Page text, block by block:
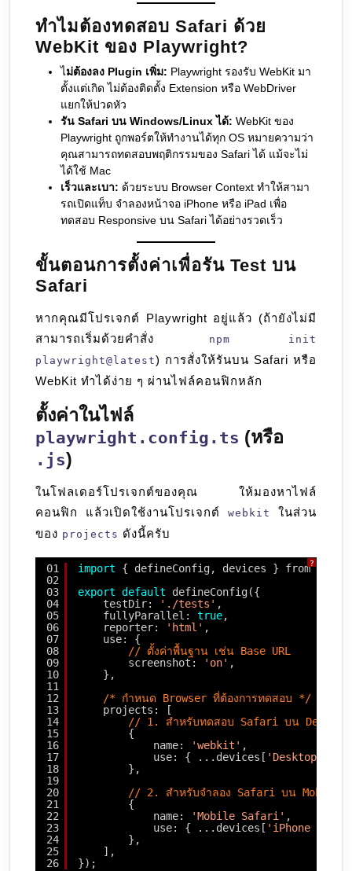
ทำไมต้องทดสอบ Safari ด้วย
WebKit ของ Playwright?
ไม่ต้องลง Plugin เพิ่ม: Playwright รองรับ WebKit มา
ตั้งแต่เกิด ไม่ต้องติดตั้ง Extension หรือ WebDriver
แยกให้ปวดหัว
รัน Safari บน Windows/Linux ได้: WebKit ของ
Playwright ถูกพอร์ตให้ทำงานได้ทุก OS หมายความว่า
คุณสามารถทดสอบพฤติกรรมของ Safari ได้ แม้จะไม่
ได้ใช้ Mac
เร็วและเบา: ด้วยระบบ Browser Context ทำให้สามา
รถเปิดแท็บ จำลองหน้าจอ iPhone หรือ iPad เพื่อ
ทดสอบ Responsive บน Safari ได้อย่างรวดเร็ว
ขั้นตอนการตั้งค่าเพื่อรัน Test บน
Safari
หากคุณมีโปรเจกต์ Playwright อยู่แล้ว (ถ้ายังไม่มี
สามารถเริ่มด้วยคำสั่ง
npm init
playwright@latest) การสั่งให้รันบน Safari หรือ
WebKit ทำได้ง่าย ๆ ผ่านไฟล์คอนฟิกหลัก
ตั้งค่าในไฟล์
playwright.config.ts (หรือ
.js)
ในโฟลเดอร์โปรเจกต์ของคุณ ให้มองหาไฟล์
คอนฟิก แล้วเปิดใช้งานโปรเจกต์ webkit
ในส่วน
ของ projects ดังนี้ครับ
?
01
02
03
04
05
06
07
08
09
10
11
12
13
14
15
16
17
18
19
20
21
22
23
24
25
26
import { defineConfig, devices } from
export default
defineConfig({
testDir:
'./tests' ,
fullyParallel: true,
reporter:
'html' ,
use: {
// ตั้งค่าพื้นฐาน เช่น Base URL
screenshot:
'on' ,
},
/* กำหนด Browser ที่ต้องการทดสอบ */
projects: [
// 1. สำหรับทดสอบ Safari บน Desktop
{
name:
'webkit' ,
use: { ...devices[ 'Desktop
},
// 2. สำหรับจำลอง Safari บน Mobile
{
name:
'Mobile Safari' ,
use: { ...devices[ 'iPhone 14'
},
],
});